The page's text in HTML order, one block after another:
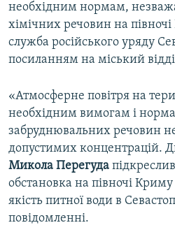
Усі сайти RFE/RL
необхідним нормам,
хімічних речовин на
служба російського уряду
посиланням на міський
«Атмосферне повітря на
необхідним вимогам і
забруднювальних речовин
допустимих концентрацій.
Микола Перегуда
обстановка на півночі
якість питної води в
повідомленні.